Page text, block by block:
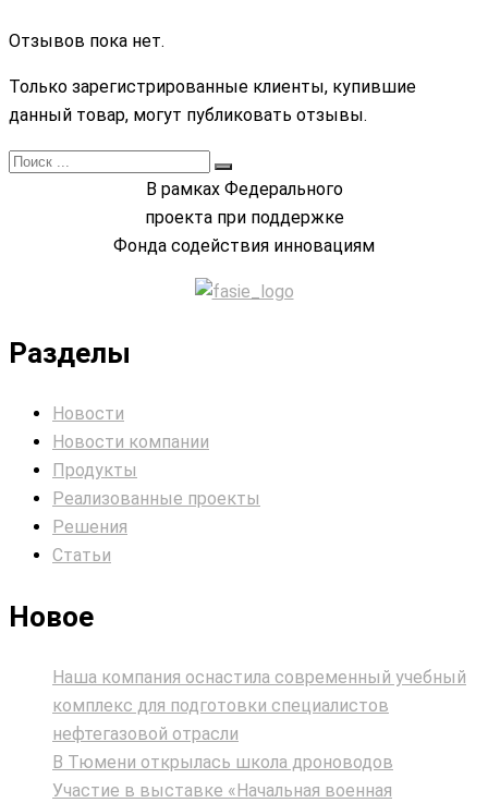
Отзывов пока нет.
Только зарегистрированные клиенты, купившие
данный товар, могут публиковать отзывы.
В рамках Федерального
проекта при поддержке
Фонда содействия инновациям
Разделы
Новости
Новости компании
Продукты
Реализованные проекты
Решения
Статьи
Новое
Наша компания оснастила современный учебный
комплекс для подготовки специалистов
нефтегазовой отрасли
В Тюмени открылась школа дроноводов
Участие в выставке «Начальная военная